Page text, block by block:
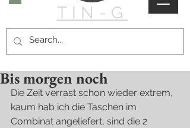
TIN-G
Bis morgen noch
Die Zeit verrast schon wieder extrem,
kaum hab ich die Taschen im
Combinat angeliefert, sind die 2